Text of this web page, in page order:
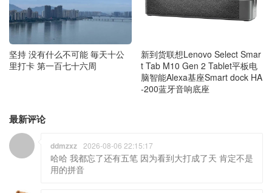
坚持 没有什么不可能 毎天十公
里打卡 第一百七十六周
新到货联想Lenovo Select Smar
t Tab M10 Gen 2 Tablet平板电
脑智能Alexa基座Smart dock HA
-200蓝牙音响底座
最新评论
ddmzxz 2026-08-06 22:15:17
哈哈 我都忘了还有五笔 因为看到大打成了天 肯定不是
用的拼音